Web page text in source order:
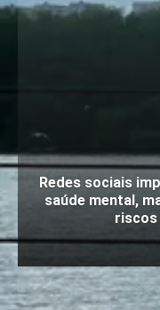
Redes sociais
saúde mental,
riscos